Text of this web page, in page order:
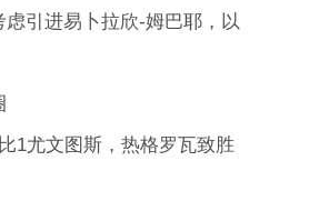
引进易卜拉欣-姆巴耶，以
1尤文图斯，热格罗瓦致胜